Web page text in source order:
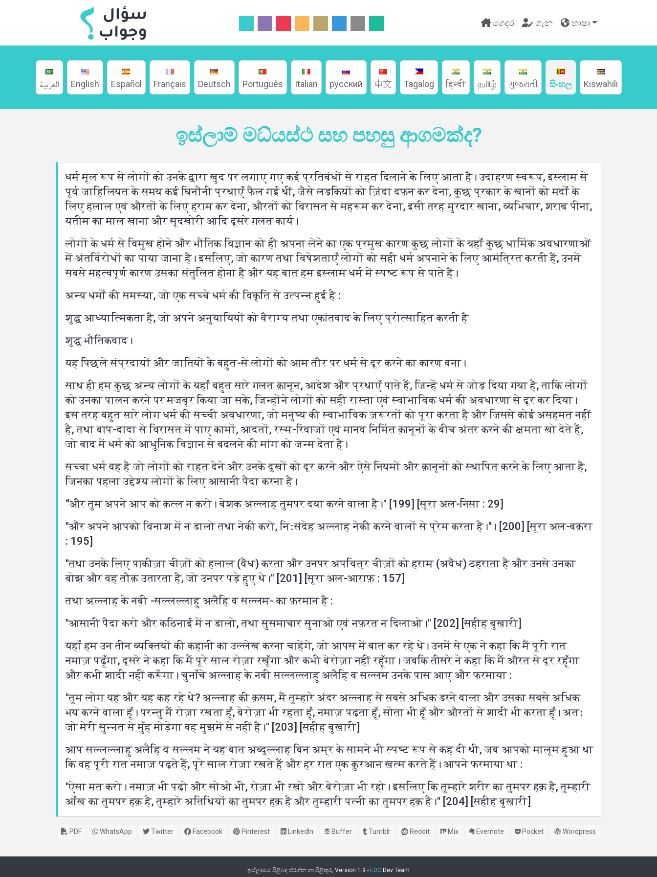
ගෙදර ගැන භාෂා
العربية English Español Français Deutsch Português Italian русский 中文 Tagalog हिन्दी தமிழ் ગુજરાતી සිංහල Kiswahili
ඉස්ලාම් මධ්යස්ථ සහ පහසු ආගමක්ද?
धर्म मूल रूप से लोगों को उनके द्वारा खुद पर लगाए गए कई प्रतिबंधों से राहत दिलाने के लिए आता है। उदाहरण स्वरूप, इस्लाम से
पूर्व जाहिलियत के समय कई घिनौनी प्रथाएँ फैल गई थीं, जैसे लड़कियों को ज़िंदा दफ़न कर देना, कुछ प्रकार के खानों को मर्दों के
लिए हलाल एवं औरतों के लिए हराम कर देना, औरतों को विरासत से महरूम कर देना, इसी तरह मुरदार खाना, व्यभिचार, शराब पीना,
यतीम का माल खाना और सूदखोरी आदि दूसरे ग़लत कार्य।
लोगों के धर्म से विमुख होने और भौतिक विज्ञान को ही अपना लेने का एक प्रमुख कारण कुछ लोगों के यहाँ कुछ धार्मिक अवधारणाओं
में अंतर्विरोधों का पाया जाना है। इसलिए, जो कारण तथा विषेशताएँ लोगों को सही धर्म अपनाने के लिए आमंत्रित करती हैं, उनमें
सबसे महत्वपूर्ण कारण उसका संतुलित होना है और यह बात हम इस्लाम धर्म में स्पष्ट रूप से पाते हैं।
अन्य धर्मों की समस्या, जो एक सच्चे धर्म की विकृति से उत्पन्न हुई है :
शुद्ध आध्यात्मिकता है, जो अपने अनुयायियों को वैराग्य तथा एकांतवाद के लिए प्रोत्साहित करती है
शुद्ध भौतिकवाद।
यह पिछले संप्रदायों और जातियों के बहुत-से लोगों को आम तौर पर धर्म से दूर करने का कारण बना।
साथ ही हम कुछ अन्य लोगों के यहाँ बहुत सारे गलत क़ानून, आदेश और प्रथाएँ पाते हैं, जिन्हें धर्म से जोड़ दिया गया है, ताकि लोगों
को उनका पालन करने पर मजबूर किया जा सके, जिन्होंने लोगों को सही रास्ता एवं स्वाभाविक धर्म की अवधारणा से दूर कर दिया।
इस तरह बहुत सारे लोग धर्म की सच्ची अवधारणा, जो मनुष्य की स्वाभाविक ज़रूरतों को पूरा करता है और जिससे कोई असहमत नहीं
है, तथा बाप-दादा से विरासत में पाए कामों, आदतों, रस्म-रिवाजों एवं मानव निर्मित क़ानूनों के बीच अंतर करने की क्षमता खो देते हैं,
जो बाद में धर्म को आधुनिक विज्ञान से बदलने की मांग को जन्म देता है।
सच्चा धर्म वह है जो लोगों को राहत देने और उनके दुखों को दूर करने और ऐसे नियमों और क़ानूनों को स्थापित करने के लिए आता है,
जिनका पहला उद्देश्य लोगों के लिए आसानी पैदा करना है।
“और तुम अपने आप को क़त्ल न करो। बेशक अल्लाह तुमपर दया करने वाला है।" [199] [सूरा अल-निसा : 29]
''और अपने आपको विनाश में न डालो तथा नेकी करो, निःसंदेह अल्लाह नेकी करने वालों से प्रेम करता है।''। [200] [सूरा अल-बक़रा
: 195]
''तथा उनके लिए पाकीज़ा चीज़ों को हलाल (वैध) करता और उनपर अपवित्र चीज़ों को हराम (अवैध) ठहराता है और उनसे उनका
बोझ और वह तौक़ उतारता है, जो उनपर पड़े हुए थे।'' [201] [सूरा अल-आराफ़ : 157]
तथा अल्लाह के नबी -सल्लल्लाहु अलैहि व सल्लम- का फ़रमान है :
''आसानी पैदा करो और कठिनाई में न डालो, तथा सुसमाचार सुनाओ एवं नफ़रत न दिलाओ।'' [202] [सहीह बुख़ारी]
यहाँ हम उन तीन व्यक्तियों की कहानी का उल्लेख करना चाहेंगे, जो आपस में बात कर रहे थे। उनमें से एक ने कहा कि मैं पूरी रात
नमाज़ पढ़ूँगा, दूसरे ने कहा कि मैं पूरे साल रोज़ा रखूँगा और कभी बेरोज़ा नहीं रहूँगा। जबकि तीसरे ने कहा कि मैं औरत से दूर रहूँगा
और कभी शादी नहीं करूँगा। चुनाँचे अल्लाह के नबी सल्लल्लाहु अलैहि व सल्लम उनके पास आए और फरमाया :
''तुम लोग यह और यह कह रहे थे? अल्लाह की क़सम, मैं तुम्हारे अंदर अल्लाह से सबसे अधिक डरने वाला और उसका सबसे अधिक
भय करने वाला हूँ। परन्तु मैं रोज़ा रखता हूँ, बेरोज़ा भी रहता हूँ, नमाज़ पढ़ता हूँ, सोता भी हूँ और औरतों से शादी भी करता हूँ। अतः
जो मेरी सुन्नत से मुँह मोड़ेगा वह मुझमें से नहीं है।'' [203] [सहीह बुख़ारी]
आप सल्लल्लाहु अलैहि व सल्लम ने यह बात अब्दुल्लाह बिन अम्र के सामने भी स्पष्ट रूप से कह दी थी, जब आपको मालूम हुआ था
कि वह पूरी रात नमाज़ पढ़ते हैं, पूरे साल रोज़ा रखते हैं और हर रात एक क़ुरआन ख़त्म करते हैं। आपने फरमाया था :
''ऐसा मत करो। नमाज़ भी पढ़ो और सोओ भी, रोज़ा भी रखो और बेरोज़ा भी रहो। इसलिए कि तुम्हारे शरीर का तुमपर हक़ है, तुम्हारी
आँख का तुमपर हक़ है, तुम्हारे अतिथियों का तुमपर हक़ है और तुम्हारी पत्नी का तुमपर हक़ है।'' [204] [सहीह बुख़ारी]
PDF WhatsApp Twitter Facebook Pinterest LinkedIn Buffer Tumblr Reddit Mix Evernote Pocket Wordpress
ඉස්ලාමය පිළිබඳ ප්රශ්න හා පිළිතුරු Version 1.9 - EDC Dev Team